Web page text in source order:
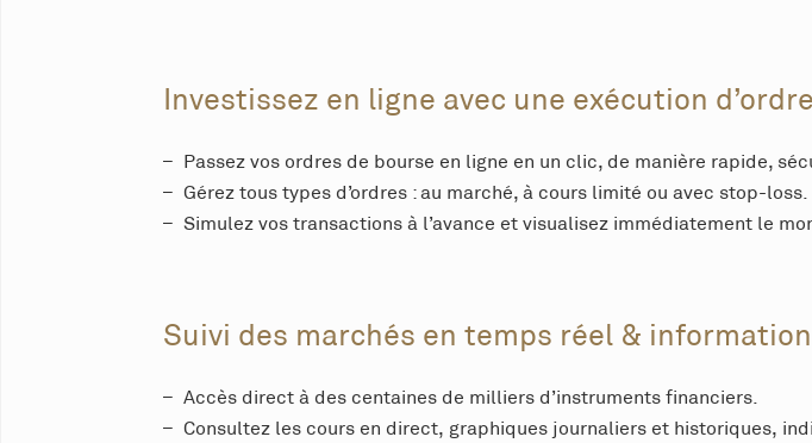
Investissez en ligne avec une exécution
Passez vos ordres de bourse en ligne en un clic, de manière rapide,
Gérez tous types d’ordres : au marché, à cours limité ou avec stop-loss.
Simulez vos transactions à l’avance et visualisez immédiatement le
Suivi des marchés en temps réel &
Accès direct à des centaines de milliers d’instruments financiers.
Consultez les cours en direct, graphiques journaliers et historiques,